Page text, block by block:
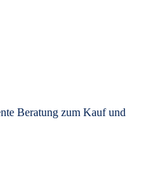
Beratung zum Kauf und